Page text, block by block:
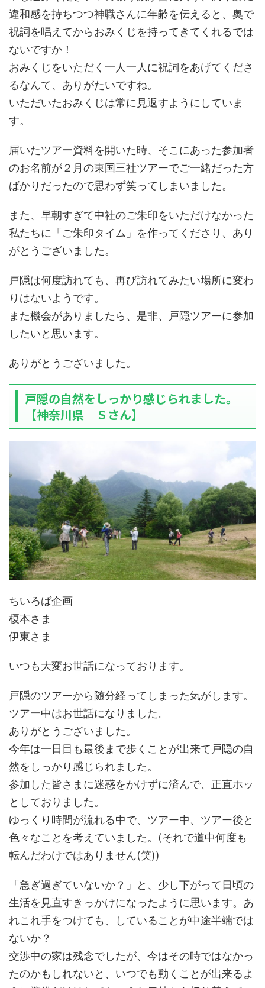
違和感を持ちつつ神職さんに年齢を伝えると、奥で
祝詞を唱えてからおみくじを持ってきてくれるでは
ないですか！
おみくじをいただく一人一人に祝詞をあげてくださ
るなんて、ありがたいですね。
いただいたおみくじは常に見返すようにしていま
す。
届いたツアー資料を開いた時、そこにあった参加者
のお名前が２月の東国三社ツアーでご一緒だった方
ばかりだったので思わず笑ってしまいました。
また、早朝すぎて中社のご朱印をいただけなかった
私たちに「ご朱印タイム」を作ってくださり、あり
がとうございました。
戸隠は何度訪れても、再び訪れてみたい場所に変わ
りはないようです。
また機会がありましたら、是非、戸隠ツアーに参加
したいと思います。
ありがとうございました。
戸隠の自然をしっかり感じられました。
【神奈川県 Ｓさん】
ちいろば企画
榎本さま
伊東さま
いつも大変お世話になっております。
戸隠のツアーから随分経ってしまった気がします。
ツアー中はお世話になりました。
ありがとうございました。
今年は一日目も最後まで歩くことが出来て戸隠の自
然をしっかり感じられました。
参加した皆さまに迷惑をかけずに済んで、正直ホッ
としておりました。
ゆっくり時間が流れる中で、ツアー中、ツアー後と
色々なことを考えていました。(それで道中何度も
転んだわけではありません(笑))
「急ぎ過ぎていないか？」と、少し下がって日頃の
生活を見直すきっかけになったように思います。あ
れこれ手をつけても、していることが中途半端では
ないか？
交渉中の家は残念でしたが、今はその時ではなかっ
たのかもしれないと、いつでも動くことが出来るよ